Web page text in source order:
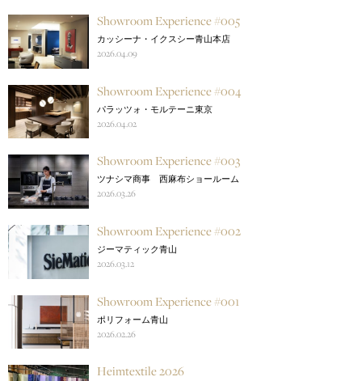
Showroom Experience #005
カッシーナ・イクスシー青山本店
2026.04.09
Showroom Experience #004
パラッツォ・モルテーニ東京
2026.04.02
Showroom Experience #003
ツナシマ商事 西麻布ショールーム
2026.03.26
Showroom Experience #002
ジーマティック青山
2026.03.12
Showroom Experience #001
ポリフォーム青山
2026.02.26
Heimtextile 2026